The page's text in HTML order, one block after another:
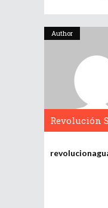
Author
Revolución